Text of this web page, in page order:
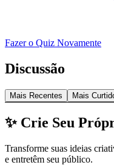
Fazer o Quiz Novamente
Discussão
Mais Recentes Mais
✨ Crie Seu
Transforme suas ideias
e entretêm seu público.